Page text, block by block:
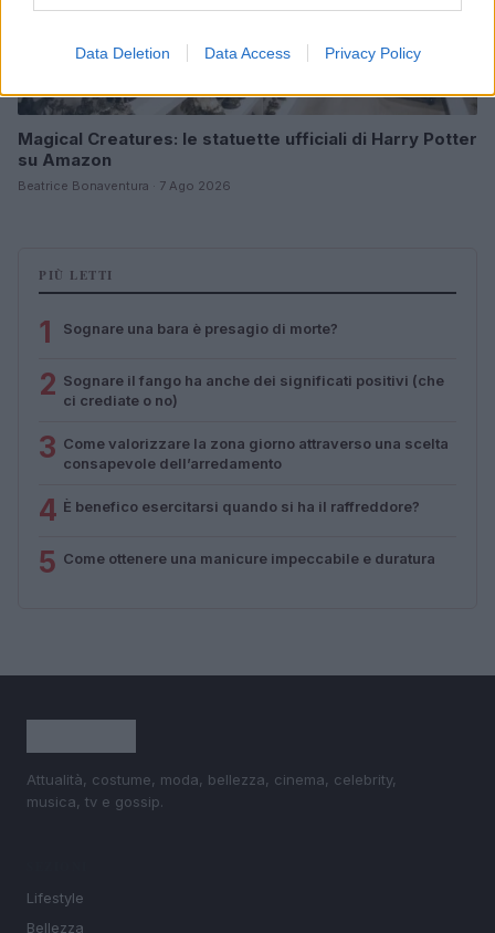
Data Deletion Data Access Privacy Policy
Magical Creatures: le statuette ufficiali di Harry Potter
su Amazon
Beatrice Bonaventura · 7 Ago 2026
PIÙ LETTI
1 Sognare una bara è presagio di morte?
2 Sognare il fango ha anche dei significati positivi (che
ci crediate o no)
3 Come valorizzare la zona giorno attraverso una scelta
consapevole dell’arredamento
4 È benefico esercitarsi quando si ha il raffreddore?
5 Come ottenere una manicure impeccabile e duratura
Attualità, costume, moda, bellezza, cinema, celebrity,
musica, tv e gossip.
Lifestyle
Bellezza